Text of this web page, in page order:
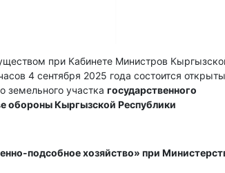
при Кабинете Министров
4 сентября 2025 года состоится
земельного участка государственного
обороны Кыргызской Республики
подсобное хозяйство» при